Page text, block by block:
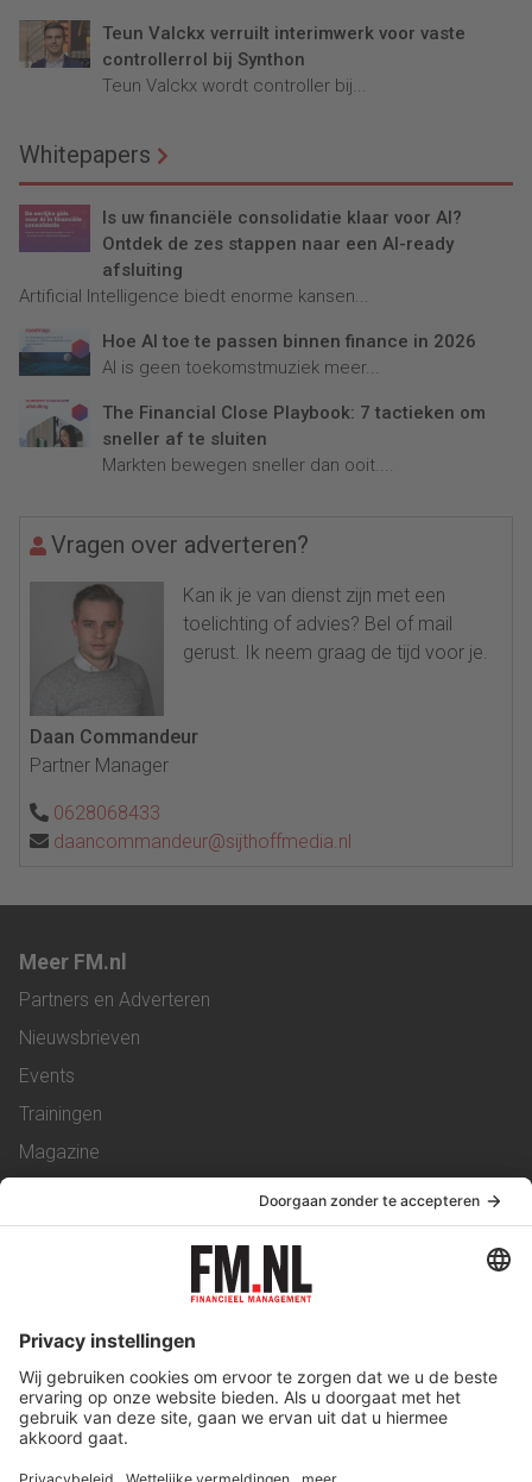
Teun Valckx verruilt interimwerk voor vaste
controllerrol bij Synthon
Teun Valckx wordt controller bij...
Whitepapers
Is uw financiële consolidatie klaar voor AI?
Ontdek de zes stappen naar een AI-ready
afsluiting
Artificial Intelligence biedt enorme kansen...
Hoe AI toe te passen binnen finance in 2026
AI is geen toekomstmuziek meer...
The Financial Close Playbook: 7 tactieken om
sneller af te sluiten
Markten bewegen sneller dan ooit....
Vragen over adverteren?
Kan ik je van dienst zijn met een
toelichting of advies? Bel of mail
gerust. Ik neem graag de tijd voor je.
Daan Commandeur
Partner Manager
0628068433
daancommandeur@sijthoffmedia.nl
Meer FM.nl
Partners en Adverteren
Nieuwsbrieven
Events
Trainingen
Magazine
Service & Contact
Werken bij ons
Privacy Statement
Algemene Voorwaarden